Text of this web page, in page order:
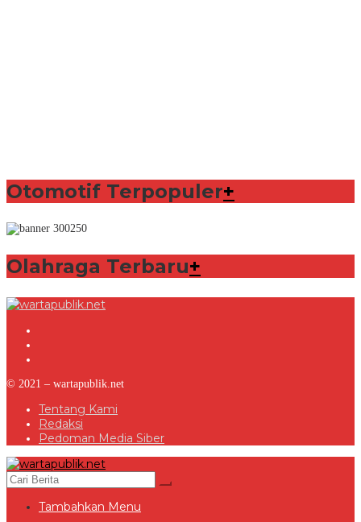
Otomotif Terpopuler+
Olahraga Terbaru+
© 2021 – wartapublik.net
Tentang Kami
Redaksi
Pedoman Media Siber
Tambahkan Menu